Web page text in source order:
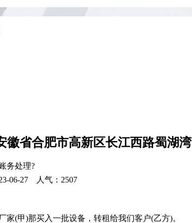
徽省合肥市高新区长江西路蜀湖湾
务处理?
06-27 人气： 2507
家(甲)那买入一批设备，转租给我们客户(乙方)。